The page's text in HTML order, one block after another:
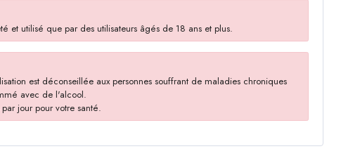
et utilisé que par des utilisateurs âgés de 18 ans et plus.
est déconseillée aux personnes souffrant de maladies chroniques
avec de l'alcool.
jour pour votre santé.